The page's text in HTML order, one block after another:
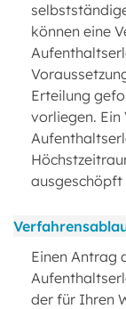
können eine
Erteilung
vorliegen. Ein
ausgeschöpft
Einen Antrag
der für Ihren